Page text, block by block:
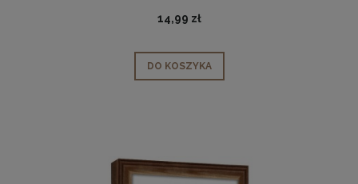
14,99 zł
DO KOSZYKA